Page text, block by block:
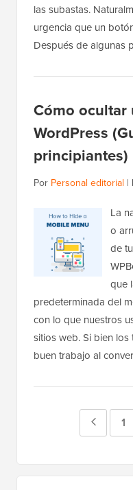
las subastas.
urgencia que un
Después de algunas
Cómo ocultar
WordPress
principiantes)
Por Personal editorial |
La
o
de
que
predeterminada del
con lo que nuestros
sitios web. Si bien los
buen trabajo al
Página
1